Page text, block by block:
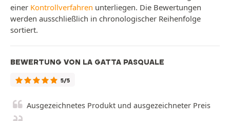
einer Kontrollverfahren unterliegen. Die Bewertungen
werden ausschließlich in chronologischer Reihenfolge
sortiert.
BEWERTUNG VON LA GATTA PASQUALE
5/5
Ausgezeichnetes Produkt und ausgezeichneter Preis